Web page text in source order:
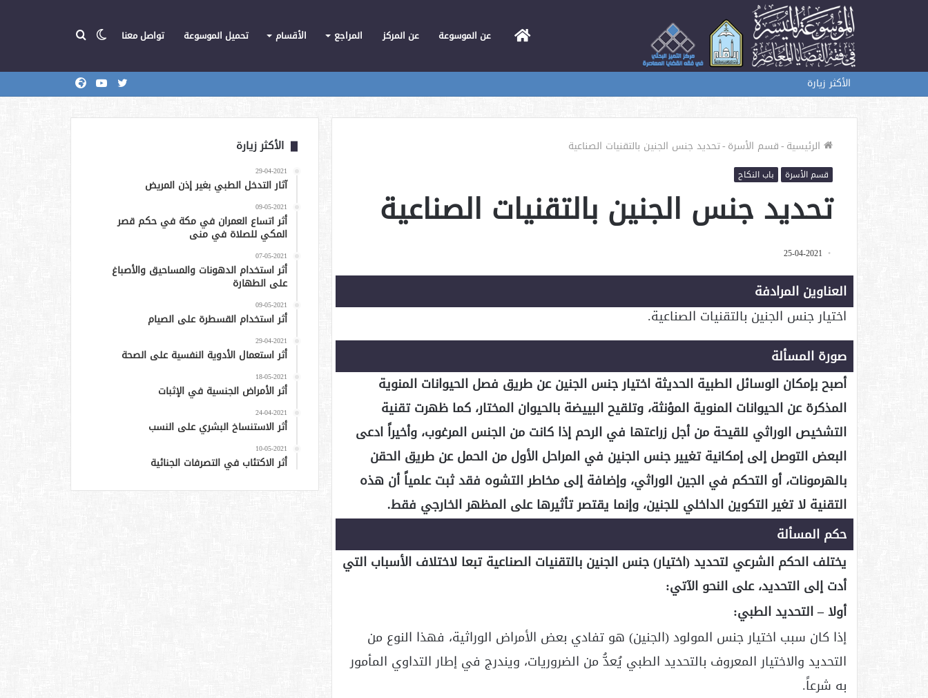
الرئيسيةعن الموسوعة عن المركز المراجع الأقسام تحميل الموسوعة تواصل معنا الوضع
الأكثر زيارة يوتيوب تويتر
الرئيسية-قسم الأسرة-تحديد جنس الجنين بالتقنيات الصناعية
قسم الأسرة باب النكاح
تحديد جنس الجنين بالتقنيات الصناعية
25-04-2021
العناوين المرادفة
اختيار جنس الجنين بالتقنيات الصناعية.
صورة المسألة
أصبح بإمكان الوسائل الطبية الحديثة اختيار جنس الجنين عن طريق فصل الحيوانات المنوية
المذكرة عن الحيوانات المنوية المؤنثة، وتلقيح البييضة بالحيوان المختار، كما ظهرت تقنية
التشخيص الوراثي للقيحة من أجل زراعتها في الرحم إذا كانت من الجنس المرغوب، وأخيراً ادعى
البعض التوصل إلى إمكانية تغيير جنس الجنين في المراحل الأول من الحمل عن طريق الحقن
بالهرمونات، أو التحكم في الجين الوراثي، وإضافة إلى مخاطر التشوه فقد ثبت علمياً أن هذه
التقنية لا تغير التكوين الداخلي للجنين، وإنما يقتصر تأثيرها على المظهر الخارجي فقط.
حكم المسألة
يختلف الحكم الشرعي لتحديد (اختيار) جنس الجنين بالتقنيات الصناعية تبعا لاختلاف الأسباب التي
أدت إلى التحديد، على النحو الآتي:
أولا – التحديد الطبي:
إذا كان سبب اختيار جنس المولود (الجنين) هو تفادي بعض الأمراض الوراثية، فهذا النوع من
التحديد والاختيار المعروف بالتحديد الطبي يُعدُّ من الضروريات، ويندرج في إطار التداوي المأمور
به شرعاً.
الأكثر زيارة
29-04-2021
آثار التدخل الطبي بغير إذن المريض
09-05-2021
أثر اتساع العمران في مكة في حكم قصر
المكي للصلاة في منى
07-05-2021
أثر استخدام الدهونات والمساحيق والأصباغ
على الطهارة
09-05-2021
أثر استخدام القسطرة على الصيام
29-04-2021
أثر استعمال الأدوية النفسية على الصحة
18-05-2021
أثر الأمراض الجنسية في الإثبات
24-04-2021
أثر الاستنساخ البشري على النسب
10-05-2021
أثر الاكتئاب في التصرفات الجنائية